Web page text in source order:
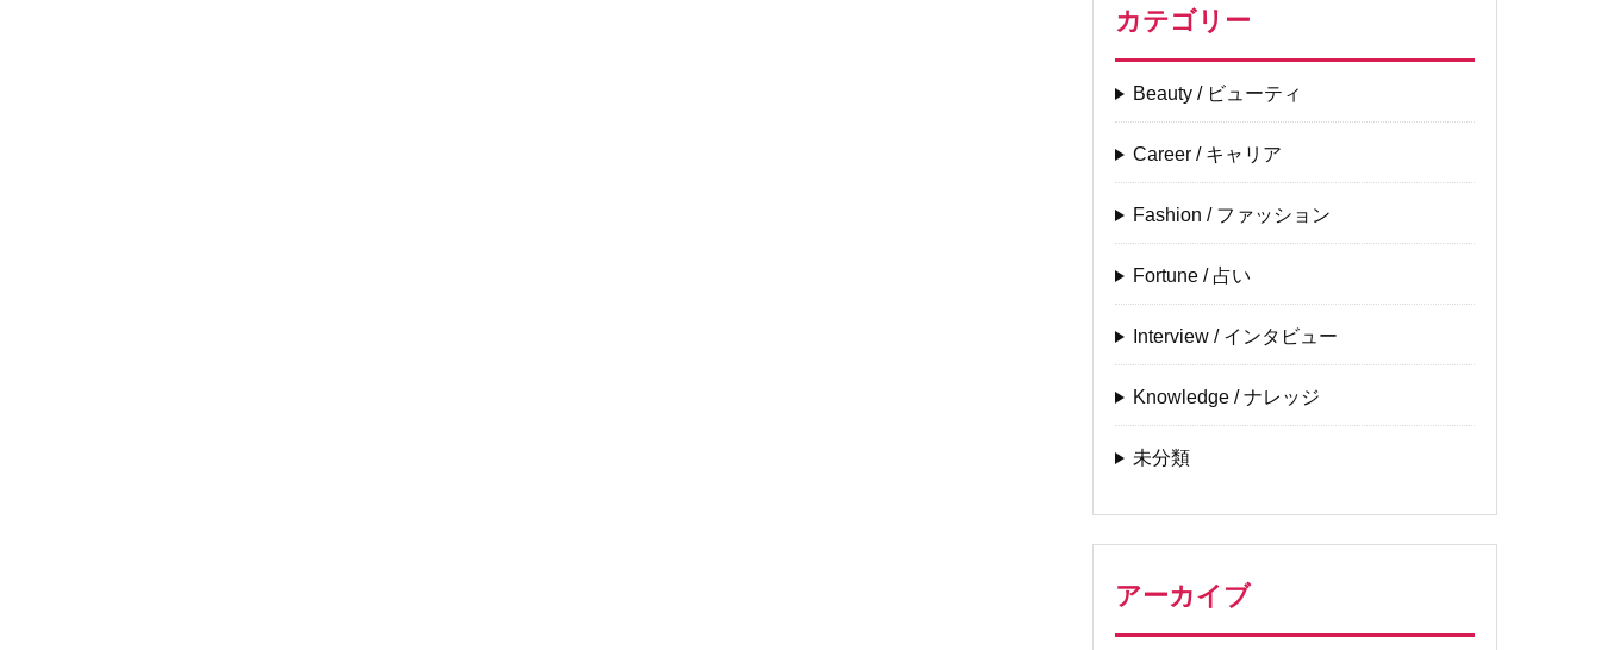
カテゴリー
Beauty / ビューティ
Career / キャリア
Fashion / ファッション
Fortune / 占い
Interview / インタビュー
Knowledge / ナレッジ
未分類
アーカイブ